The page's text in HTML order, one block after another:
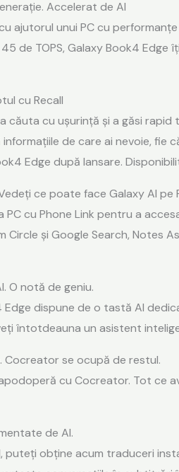
Accelerat de AI
ajutorul unui PC cu
de TOPS, Galaxy Book4
cu Recall
căuta cu ușurință și a găsi
de care ai nevoie, fie
Edge după lansare.
ce poate face Galaxy AI pe
cu Phone Link pentru a
Circle și Google Search, Notes
O notă de geniu.
dispune de o tastă AI
întotdeauna un asistent
Cocreator se ocupă de restul.
cu Cocreator. Tot ce
de AI.
puteți obține acum traduceri